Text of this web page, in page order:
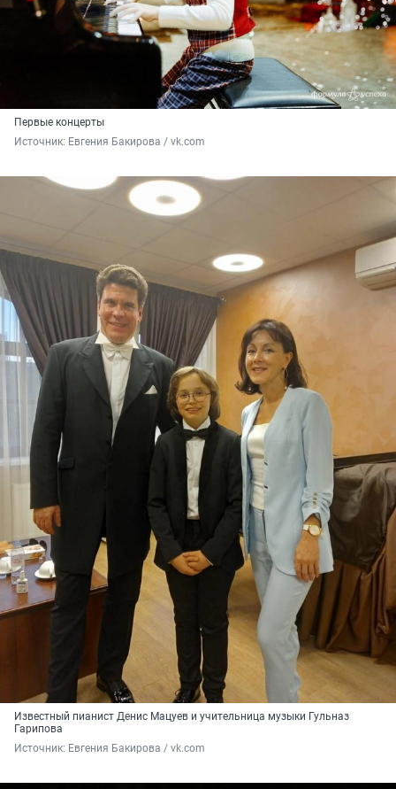
Первые концерты
Источник: Евгения Бакирова / vk.com
Известный пианист Денис Мацуев и учительница музыки Гульназ
Гарипова
Источник: Евгения Бакирова / vk.com